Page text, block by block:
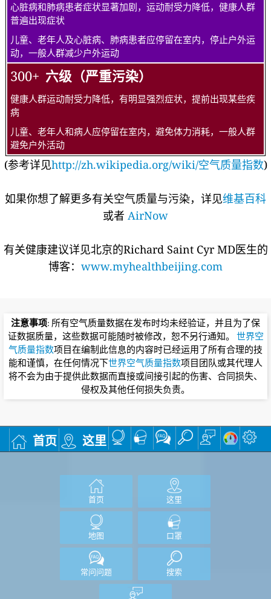
心脏病和肺病患者症状显著加剧，运动耐受力降低，健康人群
普遍出现症状
儿童、老年人及心脏病、肺病患者应停留在室内，停止户外运
动，一般人群减少户外运动
300+ 六级（严重污染）
健康人群运动耐受力降低，有明显强烈症状，提前出现某些疾
病
儿童、老年人和病人应停留在室内，避免体力消耗，一般人群
避免户外活动
(参考详见http://zh.wikipedia.org/wiki/空气质量指数)
如果你想了解更多有关空气质量与污染，详见维基百科
或者 AirNow
有关健康建议详见北京的Richard Saint Cyr MD医生的
博客： www.myhealthbeijing.com
注意事项: 所有空气质量数据在发布时均未经验证，并且为了保
证数据质量，这些数据可能随时被修改，恕不另行通知。 世界空
气质量指数项目在编制此信息的内容时已经运用了所有合理的技
能和谨慎，在任何情况下世界空气质量指数项目团队或其代理人
将不会为由于提供此数据而直接或间接引起的伤害、合同损失、
侵权及其他任何损失负责。
首页 这里
首页 这里
地图 口罩
常问问题 搜索